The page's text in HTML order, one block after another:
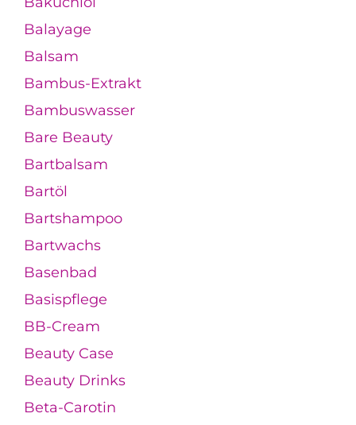
Balayage
Balsam
Bambus-Extrakt
Bambuswasser
Bare Beauty
Bartbalsam
Bartöl
Bartshampoo
Bartwachs
Basenbad
Basispflege
BB-Cream
Beauty Case
Beauty Drinks
Beta-Carotin